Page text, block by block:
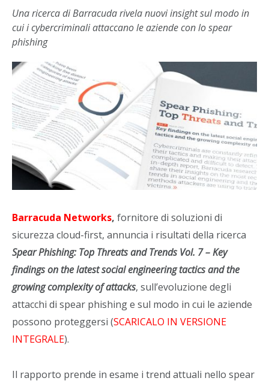
Una ricerca di Barracuda rivela nuovi insight sul modo in
cui i cybercriminali attaccano le aziende con lo spear
phishing
Barracuda Networks, fornitore di soluzioni di
sicurezza cloud-first, annuncia i risultati della ricerca
Spear Phishing: Top Threats and Trends Vol. 7 – Key
findings on the latest social engineering tactics and the
growing complexity of attacks, sull’evoluzione degli
attacchi di spear phishing e sul modo in cui le aziende
possono proteggersi (SCARICALO IN VERSIONE
INTEGRALE).
Il rapporto prende in esame i trend attuali nello spear